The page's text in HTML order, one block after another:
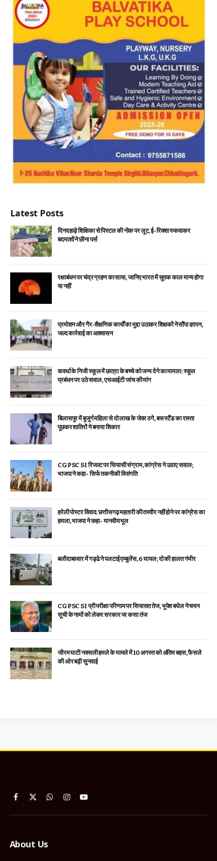
Latest Posts
दिनदहाड़े शिक्षिका से पिस्टल की नोक पर लूट, ई-रिक्शा रुकवाकर
बदमाशों ने छीना पर्स
रक्षाबंधन पर चंद्र ग्रहण का साया, जानिए भारत में सूतक काल मान्य होगा
या नहीं
प्रमोशन और गैर-शैक्षणिक कार्यों का मुद्दा उठाकर शिक्षकों ने सौंपा ज्ञापन,
जल्द कार्रवाई का आश्वासन
कवर्धा के निजी स्कूल में छात्रा के बच्चे को जन्म देने का मामला: स्कूल
प्रबंधन पर उठे सवाल, एसआईटी जांच की मांग
बिलासपुर में बुजुर्ग महिला से दो लाख के जेवर ठगे, बस स्टैंड का रास्ता
पूछकर शातिरों ने बनाया शिकार
CGPSC SI रिजल्ट पर सियासी संग्राम, कांग्रेस ने उठाए सवाल;
भाजपा ने कहा- सिर्फ तकनीकी विसंगति
हरेली पोस्टर विवाद: छत्तीसगढ़ महतारी की तस्वीर नहीं होने पर कांग्रेस का
हमला, भाजपा ने कहा- मानवीय भूल
बलौदाबाजार में गड्ढे ने पलटाई एम्बुलेंस, 6 घायल; दो की हालत गंभीर
CGPSC SI प्री परीक्षा परिणाम पर सियासत तेज, भूपेश बघेल ने चयन
सूची के नामों को लेकर सरकार पर कसा तंज
जीरम घाटी नक्सली हमले के मामले में 10 अगस्त को अंतिम बहस, फैसले
की ओर बढ़ी सुनवाई
Facebook
X
WhatsApp
InstagramYouTube
About Us